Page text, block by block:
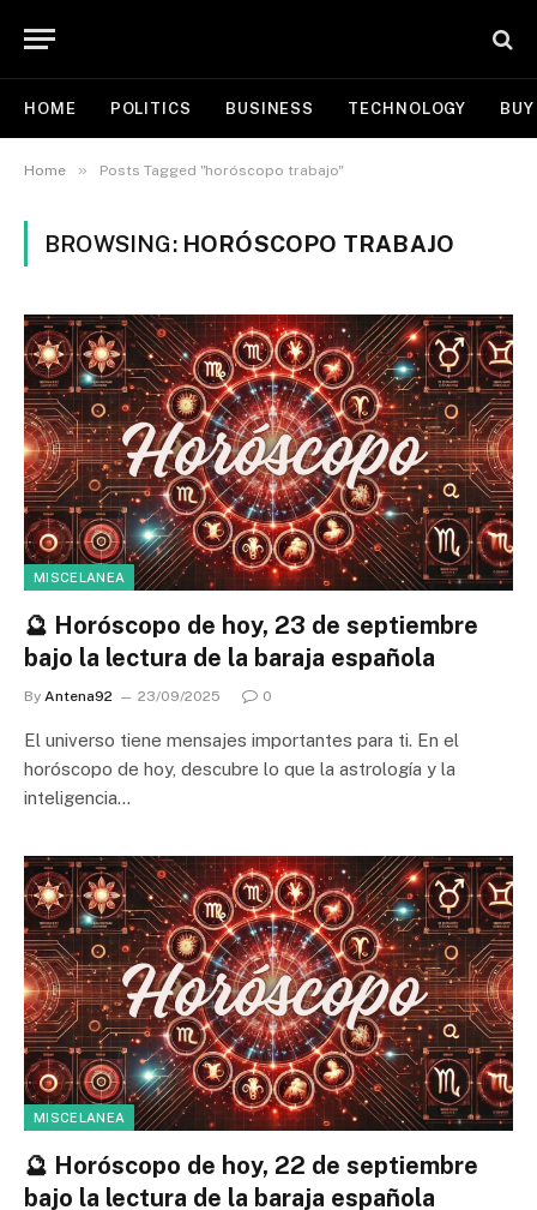
HOME POLITICS BUSINESS TECHNOLOGY
Home » Posts Tagged "horóscopo trabajo"
BROWSING: HORÓSCOPO TRABAJO
MISCELANEA
🔮 Horóscopo de hoy, 23 de septiembre
bajo la lectura de la baraja española
By Antena92 23/09/2025 0
El universo tiene mensajes importantes para ti. En el
horóscopo de hoy, descubre lo que la astrología y la
inteligencia…
MISCELANEA
🔮 Horóscopo de hoy, 22 de septiembre
bajo la lectura de la baraja española